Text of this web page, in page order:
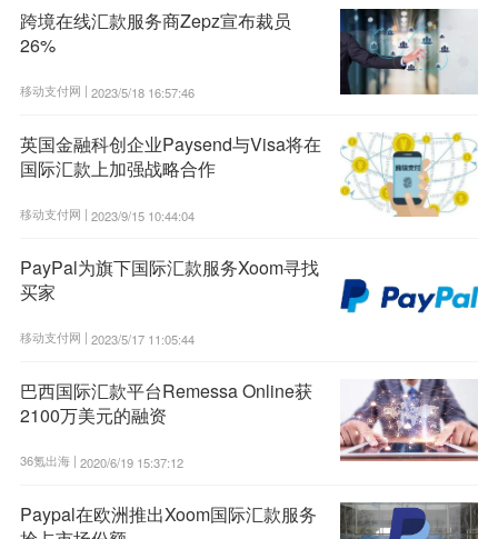
跨境在线汇款服务商Zepz宣布裁员
26%
移动支付网 | 2023/5/18 16:57:46
英国金融科创企业Paysend与Visa将在
国际汇款上加强战略合作
移动支付网 | 2023/9/15 10:44:04
PayPal为旗下国际汇款服务Xoom寻找
买家
移动支付网 | 2023/5/17 11:05:44
巴西国际汇款平台Remessa Online获
2100万美元的融资
36氪出海 | 2020/6/19 15:37:12
Paypal在欧洲推出Xoom国际汇款服务